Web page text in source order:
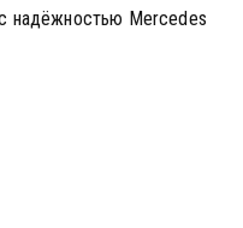
надёжностью Mercedes